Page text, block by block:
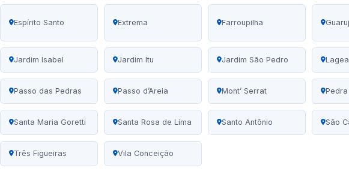
Espírito Santo Extrema Farroupilha
Jardim Isabel Jardim Itu Jardim São Pedro
Passo das Pedras Passo d’Areia Mont’ Serrat Pedra
Santa Maria Goretti Santa Rosa de Lima Santo Antônio São
Três Figueiras Vila Conceição